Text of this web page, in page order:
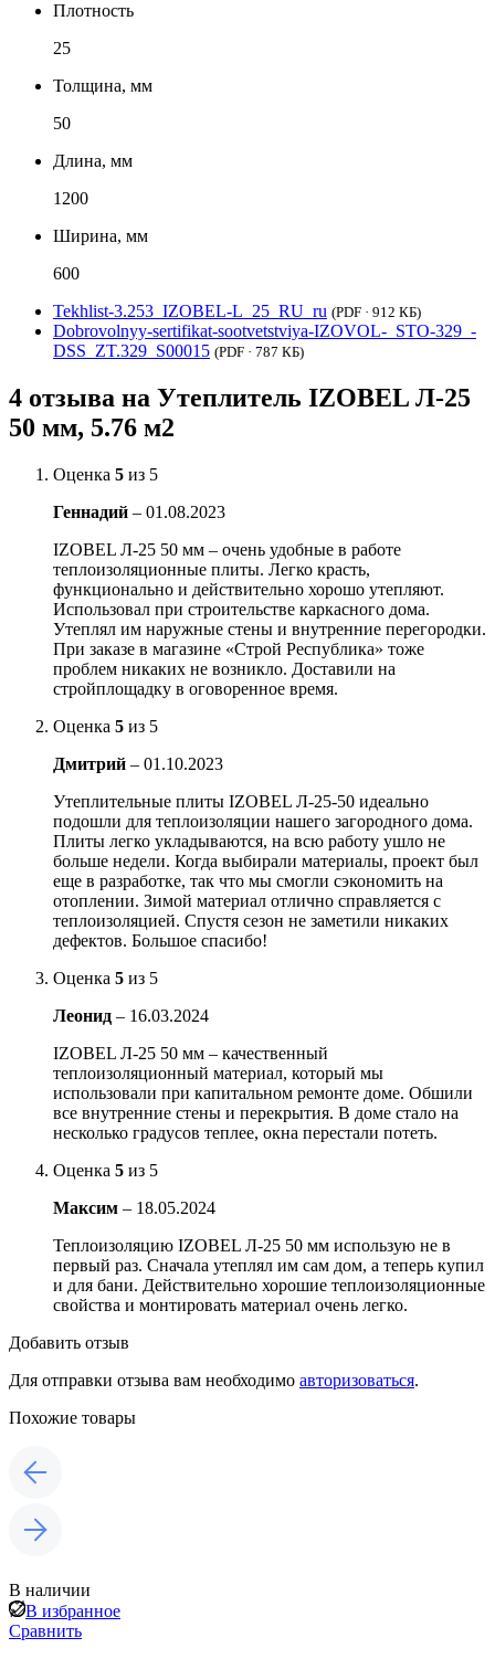
Плотность
25
Толщина, мм
50
Длина, мм
1200
Ширина, мм
600
Tekhlist-3.253_IZOBEL-L_25_RU_ru (PDF · 912 КБ)
Dobrovolnyy-sertifikat-sootvetstviya-IZOVOL-_STO-329_-
DSS_ZT.329_S00015 (PDF · 787 КБ)
4 отзыва на Утеплитель IZOBEL Л-25
50 мм, 5.76 м2
Оценка 5 из 5
Геннадий – 01.08.2023
IZOBEL Л-25 50 мм – очень удобные в работе
теплоизоляционные плиты. Легко красть,
функционально и действительно хорошо утепляют.
Использовал при строительстве каркасного дома.
Утеплял им наружные стены и внутренние перегородки.
При заказе в магазине «Строй Республика» тоже
проблем никаких не возникло. Доставили на
стройплощадку в оговоренное время.
Оценка 5 из 5
Дмитрий – 01.10.2023
Утеплительные плиты IZOBEL Л-25-50 идеально
подошли для теплоизоляции нашего загородного дома.
Плиты легко укладываются, на всю работу ушло не
больше недели. Когда выбирали материалы, проект был
еще в разработке, так что мы смогли сэкономить на
отоплении. Зимой материал отлично справляется с
теплоизоляцией. Спустя сезон не заметили никаких
дефектов. Большое спасибо!
Оценка 5 из 5
Леонид – 16.03.2024
IZOBEL Л-25 50 мм – качественный
теплоизоляционный материал, который мы
использовали при капитальном ремонте доме. Обшили
все внутренние стены и перекрытия. В доме стало на
несколько градусов теплее, окна перестали потеть.
Оценка 5 из 5
Максим – 18.05.2024
Теплоизоляцию IZOBEL Л-25 50 мм использую не в
первый раз. Сначала утеплял им сам дом, а теперь купил
и для бани. Действительно хорошие теплоизоляционные
свойства и монтировать материал очень легко.
Добавить отзыв
Для отправки отзыва вам необходимо авторизоваться.
Похожие товары
В наличии
В избранное
Сравнить